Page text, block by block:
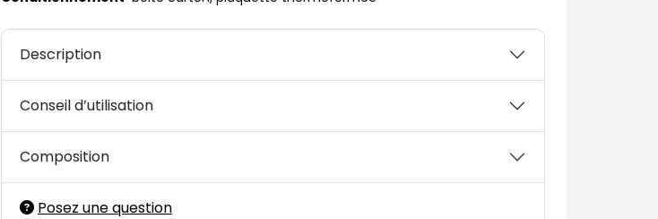
Description
Conseil d’utilisation
Composition
Posez une question